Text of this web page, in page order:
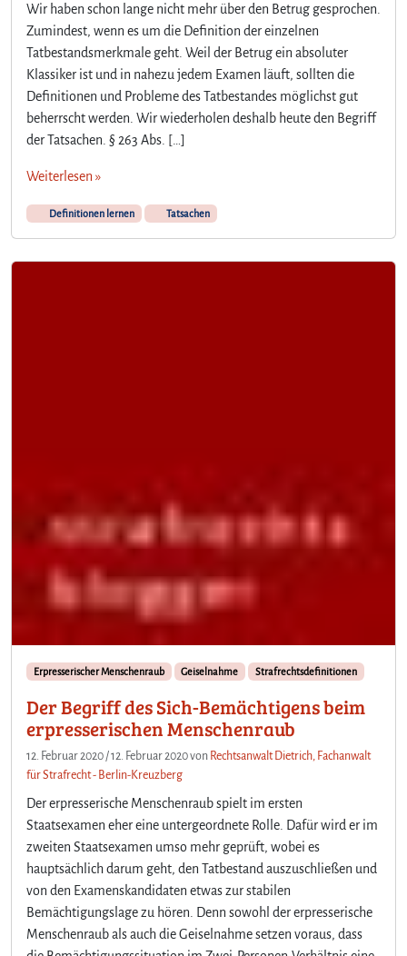
Wir haben schon lange nicht mehr über den Betrug gesprochen.
Zumindest, wenn es um die Definition der einzelnen
Tatbestandsmerkmale geht. Weil der Betrug ein absoluter
Klassiker ist und in nahezu jedem Examen läuft, sollten die
Definitionen und Probleme des Tatbestandes möglichst gut
beherrscht werden. Wir wiederholen deshalb heute den Begriff
der Tatsachen. § 263 Abs. […]
Weiterlesen »
Definitionen lernen Tatsachen
Erpresserischer Menschenraub Geiselnahme Strafrechtsdefinitionen
Der Begriff des Sich-Bemächtigens beim
erpresserischen Menschenraub
12. Februar 2020 /12. Februar 2020von Rechtsanwalt Dietrich, Fachanwalt
für Strafrecht - Berlin-Kreuzberg
Der erpresserische Menschenraub spielt im ersten
Staatsexamen eher eine untergeordnete Rolle. Dafür wird er im
zweiten Staatsexamen umso mehr geprüft, wobei es
hauptsächlich darum geht, den Tatbestand auszuschließen und
von den Examenskandidaten etwas zur stabilen
Bemächtigungslage zu hören. Denn sowohl der erpresserische
Menschenraub als auch die Geiselnahme setzen voraus, dass